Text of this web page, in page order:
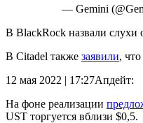
— Gemini
В BlackRock назвали слухи
В Citadel также заявили,
12 мая 2022 | 17:27Апдейт:
На фоне реализации
UST торгуется вблизи $0,5.